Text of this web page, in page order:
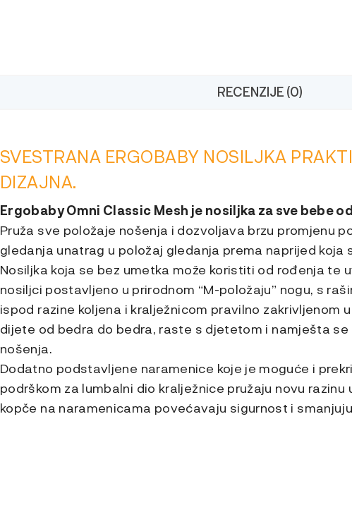
RECENZIJE (0)
SVESTRANA ERGOBABY NOSILJKA
DIZAJNA.
Ergobaby Omni Classic Mesh je nosiljka za sve bebe
Pruža sve položaje nošenja i dozvoljava brzu promjenu
gledanja unatrag u položaj gledanja prema naprijed koja
Nosiljka koja se bez umetka može koristiti od rođenja te
nosiljci postavljeno u prirodnom “M-položaju” nogu, s
ispod razine koljena i kralježnicom pravilno zakrivljenom
dijete od bedra do bedra, raste s djetetom i namješta
nošenja.
Dodatno podstavljene naramenice koje je moguće i
podrškom za lumbalni dio kralježnice pružaju novu
kopče na naramenicama povećavaju sigurnost i